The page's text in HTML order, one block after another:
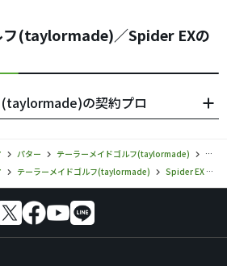
フ(taylormade)／Spider EXの
の契約プロ
パター テーラーメイドゴルフ(taylormade)
テー
テーラーメイドゴルフ(taylormade) Spider EX